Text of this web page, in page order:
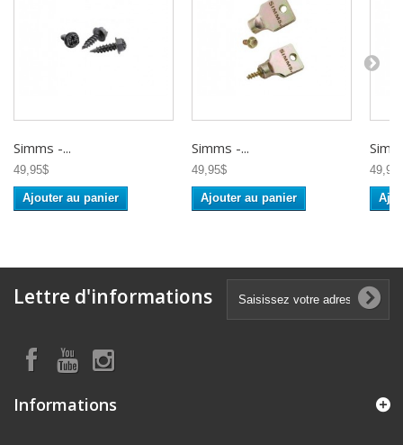
Simms -...
49,95$
Ajouter au panier
Simms -...
49,95$
Ajouter au panier
Lettre d'informations
Informations